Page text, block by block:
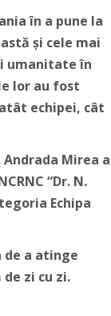
în a pune la
și cele mai
umanitate în
lor au fost
echipei, cât
Andrada Mirea a
“Dr. N.
Echipa
de a atinge
zi cu zi.